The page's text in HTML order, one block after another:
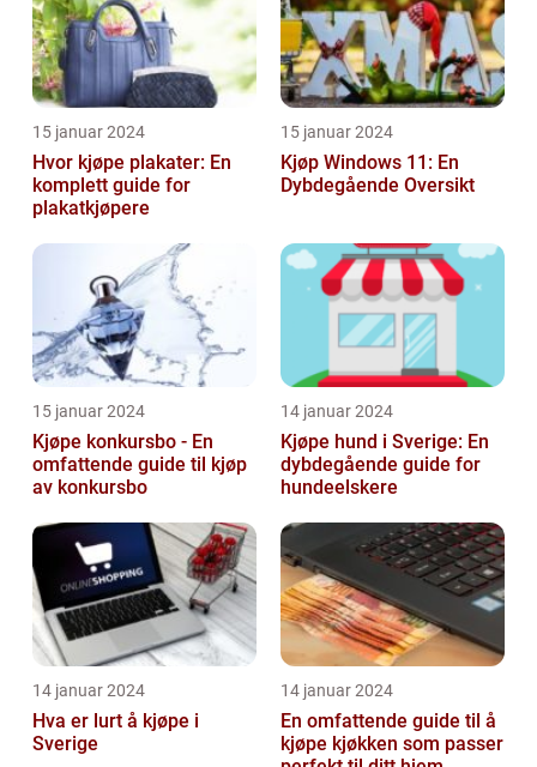
15 januar 2024
Hvor kjøpe plakater: En
komplett guide for
plakatkjøpere
15 januar 2024
Kjøp Windows 11: En
Dybdegående Oversikt
15 januar 2024
Kjøpe konkursbo - En
omfattende guide til kjøp
av konkursbo
14 januar 2024
Kjøpe hund i Sverige: En
dybdegående guide for
hundeelskere
14 januar 2024
Hva er lurt å kjøpe i
Sverige
14 januar 2024
En omfattende guide til å
kjøpe kjøkken som passer